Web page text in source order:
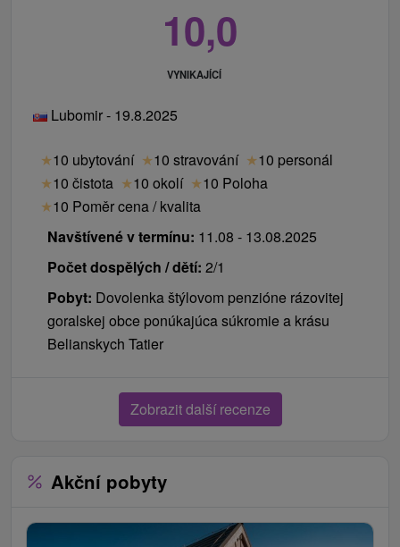
10,0
VYNIKAJÍCÍ
Lubomir - 19.8.2025
★10 ubytování ★10 stravování ★10 personál
★10 čistota ★10 okolí ★10 Poloha
★10 Poměr cena / kvalita
Navštívené v termínu: 11.08 - 13.08.2025
Počet dospělých / dětí: 2/1
Pobyt: Dovolenka štýlovom penzióne rázovitej
goralskej obce ponúkajúca súkromie a krásu
Belianskych Tatier
Zobrazit další recenze
Akční pobyty